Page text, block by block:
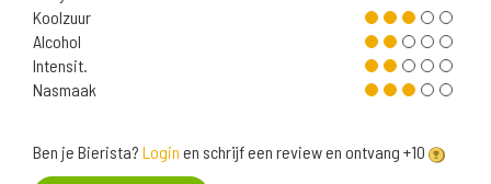
Koolzuur
Alcohol
Intensit.
Nasmaak
Ben je Bierista? Login en schrijf een review en ontvang +10